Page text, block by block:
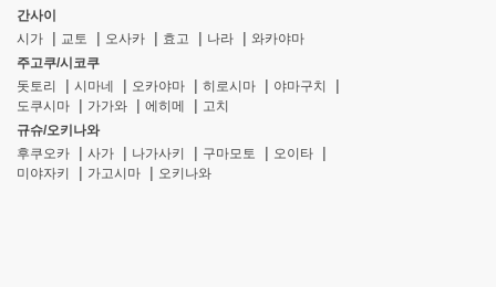
간사이
시가
교토 오사카 효고 나라
와카야마
주고쿠/시코쿠
돗토리
시마네 오카야마 히로시마
야마구치
도쿠시마
가가와 에히메
고치
규슈/오키나와
후쿠오카
사가 나가사키 구마모토
오이타
미야자키
가고시마 오키나와